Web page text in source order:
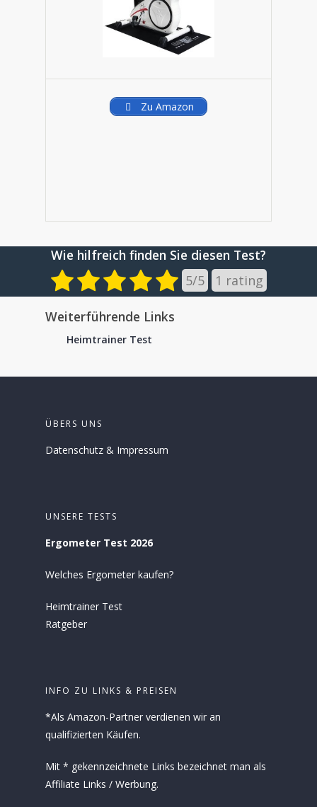
Zu Amazon
Wie hilfreich finden Sie diesen Test?
5/5 1 rating
Weiterführende Links
Heimtrainer Test
ÜBERS UNS
Datenschutz & Impressum
UNSERE TESTS
Ergometer Test 2026
Welches Ergometer kaufen?
Heimtrainer Test
Ratgeber
INFO ZU LINKS & PREISEN
*Als Amazon-Partner verdienen wir an
qualifizierten Käufen.
Mit * gekennzeichnete Links bezeichnet man als
Affiliate Links / Werbung.